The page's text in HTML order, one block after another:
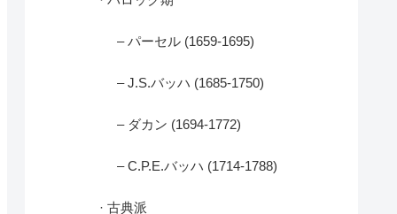
– パーセル (1659-1695)
– J.S.バッハ (1685-1750)
– ダカン (1694-1772)
– C.P.E.バッハ (1714-1788)
· 古典派